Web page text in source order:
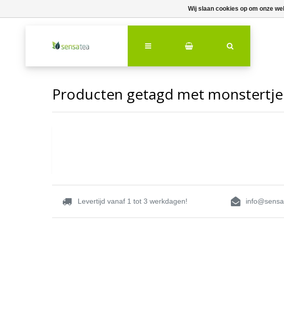
Producten getagd met monstertje
Levertijd vanaf 1 tot 3 werkdagen!
Wij slaan cookies op om onze